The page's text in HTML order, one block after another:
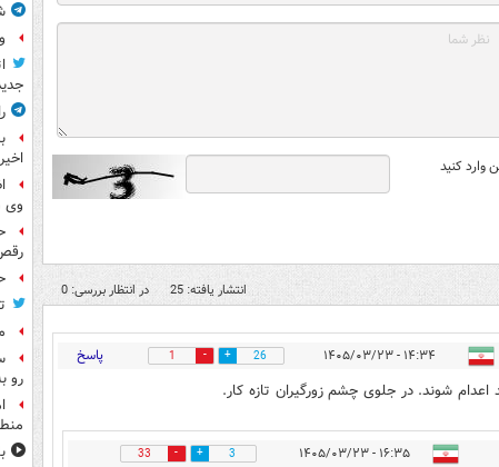
وارد کنید
انتشار یافته: 25 در انتظار بررسی: 0
۱۴:۳۴ - ۱۴۰۵/۰۳/۲۳ 26
1 پاسخ
اعدام شوند. در جلوی چشم زورگیران تازه کار.
۱۶:۳۵ - ۱۴۰۵/۰۳/۲۳ 3
33
وی
رو